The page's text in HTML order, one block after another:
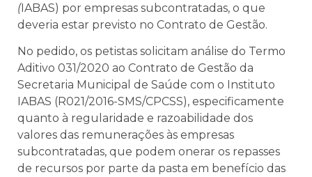
(IABAS) por empresas subcontratadas, o que
deveria estar previsto no Contrato de Gestão.
No pedido, os petistas solicitam análise do Termo
Aditivo 031/2020 ao Contrato de Gestão da
Secretaria Municipal de Saúde com o Instituto
IABAS (R021/2016-SMS/CPCSS), especificamente
quanto à regularidade e razoabilidade dos
valores das remunerações às empresas
subcontratadas, que podem onerar os repasses
de recursos por parte da pasta em benefício das